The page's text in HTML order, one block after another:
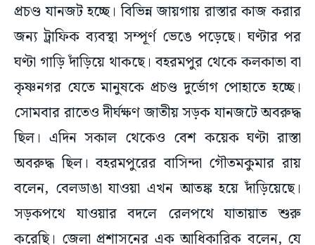
প্রচণ্ড যানজট হচ্ছে। বিভিন্ন জায়গায় রাস্তার কাজ করার
জন্য ট্রাফিক ব্যবস্থা সম্পূর্ণ ভেঙে পড়েছে। ঘণ্টার পর
ঘণ্টা গাড়ি দাঁড়িয়ে থাকছে। বহরমপুর থেকে কলকাতা বা
কৃষ্ণনগর যেতে মানুষকে প্রচণ্ড দুর্ভোগ পোহাতে হচ্ছে।
সোমবার রাতেও দীর্ঘক্ষণ জাতীয় সড়ক যানজটে অবরুদ্ধ
ছিল। এদিন সকাল থেকেও বেশ কয়েক ঘণ্টা রাস্তা
অবরুদ্ধ ছিল। বহরমপুরের বাসিন্দা গৌতমকুমার রায়
বলেন, বেলডাঙা যাওয়া এখন আতঙ্ক হয়ে দাঁড়িয়েছে।
সড়কপথে যাওয়ার বদলে রেলপথে যাতায়াত শুরু
করেছি। জেলা প্রশাসনের এক আধিকারিক বলেন, যে